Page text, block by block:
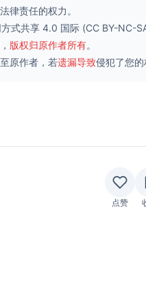
律责任的权力。
式共享 4.0 国际 (CC BY-NC-
版权归原作者所有。
原作者，若遗漏导致侵犯了您
点赞